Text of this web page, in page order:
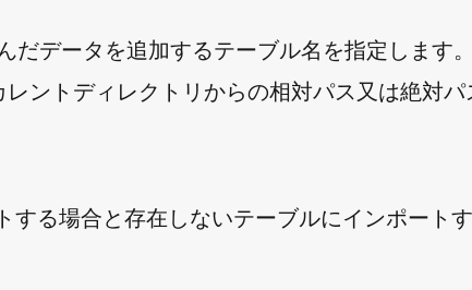
だデータを追加するテーブル名を指定します
ントディレクトリからの相対パス又は絶対パ
する場合と存在しないテーブルにインポート